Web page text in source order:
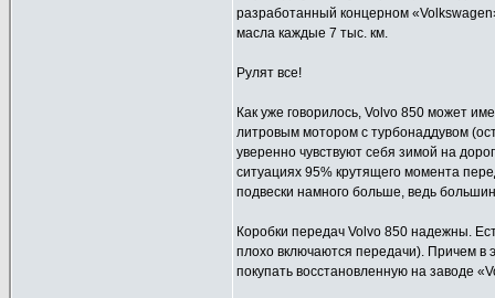
разработанный концерном
масла каждые 7 тыс. км.
Рулят все!
Как уже говорилось, Volvo 850 может
литровым мотором с турбонаддувом
уверенно чувствуют себя зимой на
ситуациях 95% крутящего момента
подвески намного больше, ведь
Коробки передач Volvo 850 надежны.
плохо включаются передачи). Причем в
покупать восстановленную на заводе